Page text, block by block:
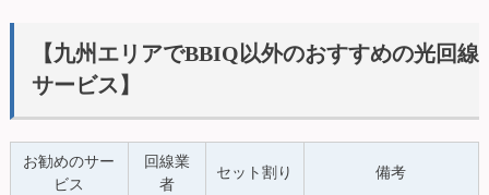
【九州エリアでBBIQ以外のおすすめの光回線
サービス】
お勧めのサー
ビス
回線業
者
セット割り 備考